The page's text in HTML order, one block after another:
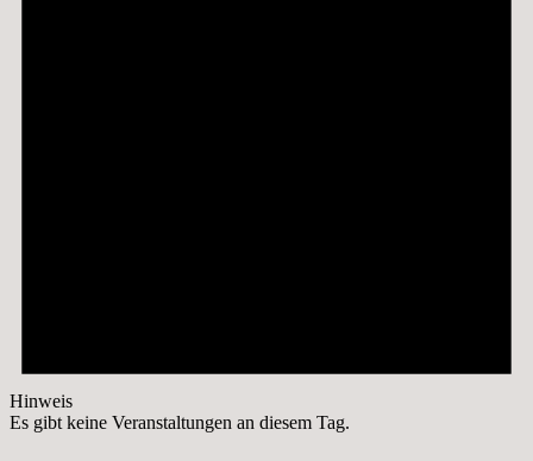
Hinweis
Es gibt keine Veranstaltungen an diesem Tag.